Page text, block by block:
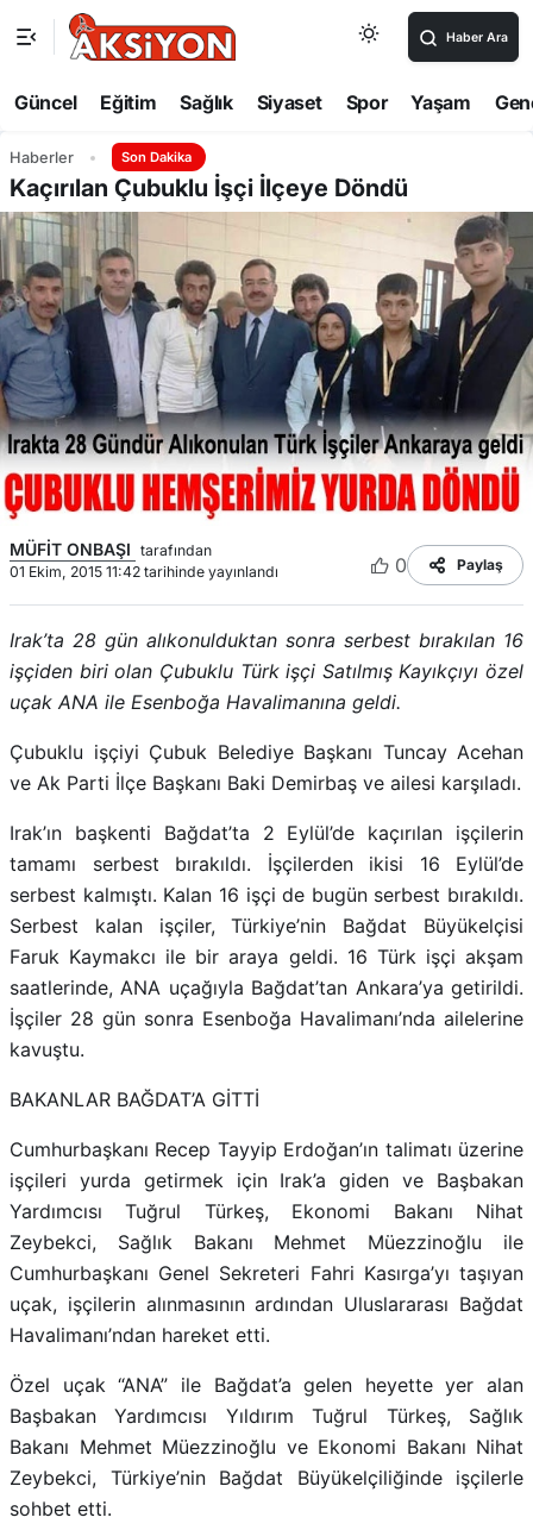
Haber Ara
Güncel Eğitim Sağlık Siyaset Spor Yaşam
Haberler Son Dakika
Kaçırılan Çubuklu İşçi İlçeye Döndü
MÜFİT ONBAŞI tarafından
01 Ekim, 2015 11:42 tarihinde yayınlandı
0 Paylaş
Irak’ta 28 gün alıkonulduktan sonra serbest bırakılan 16
işçiden biri olan Çubuklu Türk işçi Satılmış Kayıkçıyı özel
uçak ANA ile Esenboğa Havalimanına geldi.
Çubuklu işçiyi Çubuk Belediye Başkanı Tuncay Acehan
ve Ak Parti İlçe Başkanı Baki Demirbaş ve ailesi karşıladı.
Irak’ın başkenti Bağdat’ta 2 Eylül’de kaçırılan işçilerin
tamamı serbest bırakıldı. İşçilerden ikisi 16 Eylül’de
serbest kalmıştı. Kalan 16 işçi de bugün serbest bırakıldı.
Serbest kalan işçiler, Türkiye’nin Bağdat Büyükelçisi
Faruk Kaymakcı ile bir araya geldi. 16 Türk işçi akşam
saatlerinde, ANA uçağıyla Bağdat’tan Ankara’ya getirildi.
İşçiler 28 gün sonra Esenboğa Havalimanı’nda ailelerine
kavuştu.
BAKANLAR BAĞDAT’A GİTTİ
Cumhurbaşkanı Recep Tayyip Erdoğan’ın talimatı üzerine
işçileri yurda getirmek için Irak’a giden ve Başbakan
Yardımcısı Tuğrul Türkeş, Ekonomi Bakanı Nihat
Zeybekci, Sağlık Bakanı Mehmet Müezzinoğlu ile
Cumhurbaşkanı Genel Sekreteri Fahri Kasırga’yı taşıyan
uçak, işçilerin alınmasının ardından Uluslararası Bağdat
Havalimanı’ndan hareket etti.
Özel uçak “ANA” ile Bağdat’a gelen heyette yer alan
Başbakan Yardımcısı Yıldırım Tuğrul Türkeş, Sağlık
Bakanı Mehmet Müezzinoğlu ve Ekonomi Bakanı Nihat
Zeybekci, Türkiye’nin Bağdat Büyükelçiliğinde işçilerle
sohbet etti.